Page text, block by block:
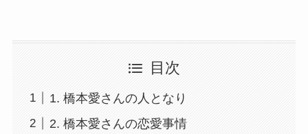
目次
1. 橋本愛さんの人となり
2. 橋本愛さんの恋愛事情